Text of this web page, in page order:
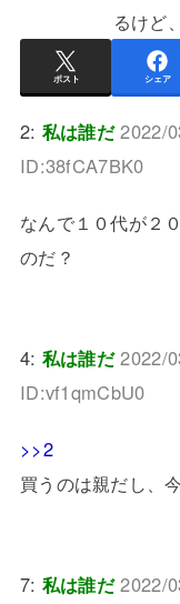
ポスト シェア
2: 私は誰だ 2022/
ID:38fCA7BK0
なんで１０代が２
のだ？
4: 私は誰だ 2022/
ID:vf1qmCbU0
>>2
買うのは親だし、
7: 私は誰だ 2022/